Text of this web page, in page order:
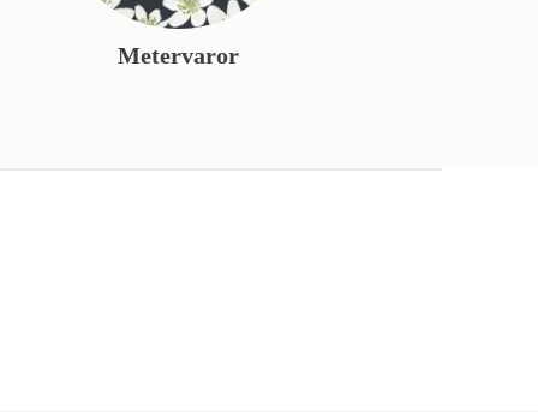
Metervaror